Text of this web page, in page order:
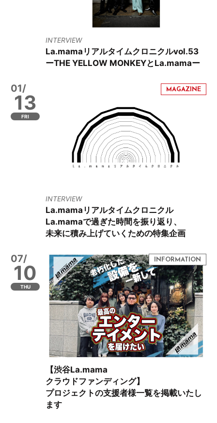
INTERVIEW
La.mamaリアルタイムクロニクルvol.53
ーTHE YELLOW MONKEYとLa.mamaー
01/
13
FRI
INTERVIEW
La.mamaリアルタイムクロニクル
La.mamaで過ぎた時間を振り返り、
未来に積み上げていくための特集企画
07/
10
THU
【渋谷La.mama
クラウドファンディング】
プロジェクトの支援者様一覧を掲載いたし
ます